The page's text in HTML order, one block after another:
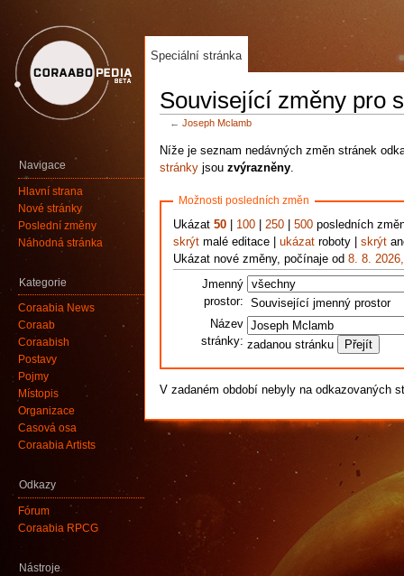
Související změny pro
← Joseph Mclamb
Níže je seznam nedávných změn stránek
stránky jsou zvýrazněny
Možnosti posledních změn
Ukázat 50| 100| 250| 500posledních
skrýtmalé editace | ukázatroboty | skrýt
Ukázat nové změny, počínaje od 8. 8.
Jmenný
prostor: Související jmenný prostor
Název
stránky: zadanou stránku
V zadaném období nebyly na odkazovaných
Speciální stránka
Navigace
Hlavní strana
Nové stránky
Poslední změny
Náhodná stránka
Kategorie
Coraabia News
Coraab
Coraabish
Postavy
Pojmy
Místopis
Organizace
Časová osa
Coraabia Artists
Odkazy
Fórum
Coraabia RPCG
Nástroje